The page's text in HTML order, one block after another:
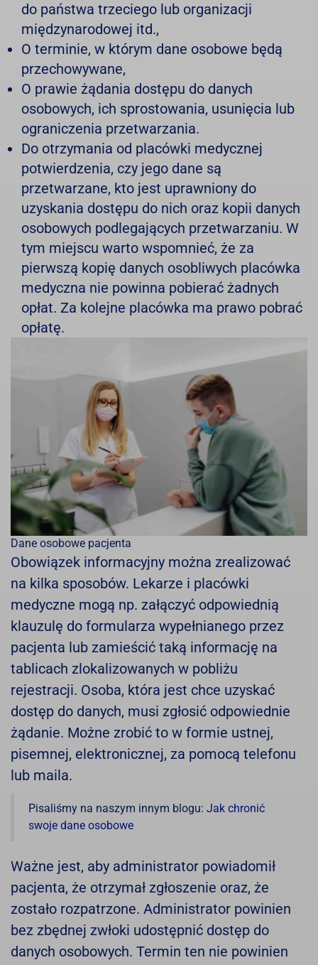
do państwa trzeciego lub organizacji
międzynarodowej itd.,
O terminie, w którym dane osobowe będą
przechowywane,
O prawie żądania dostępu do danych
osobowych, ich sprostowania, usunięcia lub
ograniczenia przetwarzania.
Do otrzymania od placówki medycznej
potwierdzenia, czy jego dane są
przetwarzane, kto jest uprawniony do
uzyskania dostępu do nich oraz kopii danych
osobowych podlegających przetwarzaniu. W
tym miejscu warto wspomnieć, że za
pierwszą kopię danych osobliwych placówka
medyczna nie powinna pobierać żadnych
opłat. Za kolejne placówka ma prawo pobrać
opłatę.
Dane osobowe pacjenta
Obowiązek informacyjny można zrealizować
na kilka sposobów. Lekarze i placówki
medyczne mogą np. załączyć odpowiednią
klauzulę do formularza wypełnianego przez
pacjenta lub zamieścić taką informację na
tablicach zlokalizowanych w pobliżu
rejestracji. Osoba, która jest chce uzyskać
dostęp do danych, musi zgłosić odpowiednie
żądanie. Możne zrobić to w formie ustnej,
pisemnej, elektronicznej, za pomocą telefonu
lub maila.
Pisaliśmy na naszym innym blogu: Jak chronić
swoje dane osobowe
Ważne jest, aby administrator powiadomił
pacjenta, że otrzymał zgłoszenie oraz, że
zostało rozpatrzone. Administrator powinien
bez zbędnej zwłoki udostępnić dostęp do
danych osobowych. Termin ten nie powinien